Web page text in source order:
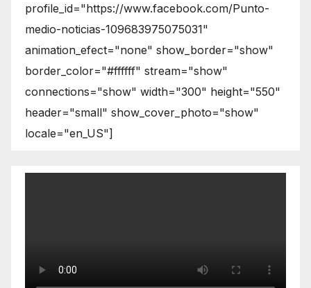
profile_id="https://www.facebook.com/Punto-
medio-noticias-109683975075031"
animation_efect="none" show_border="show"
border_color="#ffffff" stream="show"
connections="show" width="300" height="550"
header="small" show_cover_photo="show"
locale="en_US"]